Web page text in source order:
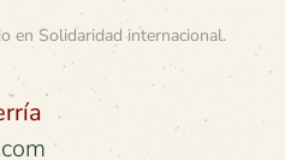
en Solidaridad internacional.